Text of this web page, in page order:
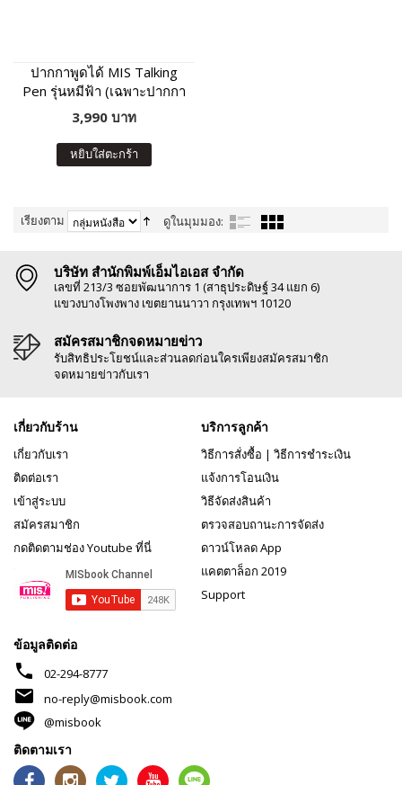
ปากกาพูดได้ MIS Talking
Pen รุ่นหมีฟ้า (เฉพาะปากกา
พูดได้ ไม่มีหนังสือในชุด)
3,990 บาท
หยิบใส่ตะกร้า
เรียงตาม ดูในมุมมอง:
บริษัท สำนักพิมพ์เอ็มไอเอส จำกัด
เลขที่ 213/3 ซอยพัฒนาการ 1 (สาธุประดิษฐ์ 34 แยก 6)
แขวงบางโพงพาง เขตยานนาวา กรุงเทพฯ 10120
สมัครสมาชิกจดหมายข่าว
รับสิทธิประโยชน์และส่วนลดก่อนใครเพียงสมัครสมาชิก
จดหมายข่าวกับเรา
เกี่ยวกับร้าน
เกี่ยวกับเรา
ติดต่อเรา
เข้าสู่ระบบ
สมัครสมาชิก
กดติดตามช่อง Youtube ที่นี่
บริการลูกค้า
วิธีการสั่งซื้อ | วิธีการชำระเงิน
แจ้งการโอนเงิน
วิธีจัดส่งสินค้า
ตรวจสอบถานะการจัดส่ง
ดาวน์โหลด App
แคตตาล็อก 2019
Support
ข้อมูลติดต่อ
phone 02-294-8777
mail
no-reply@misbook.com
@misbook
ติดตามเรา